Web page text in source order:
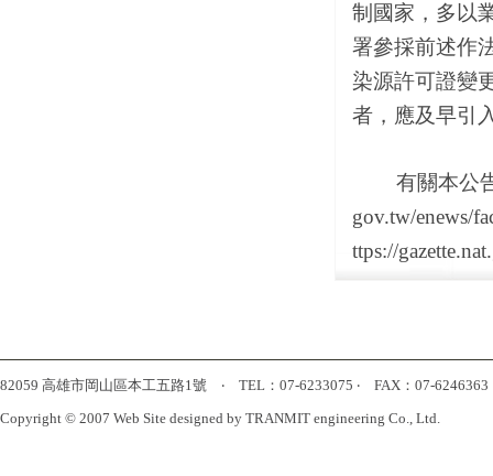
制國家，多以
署參採前述作
染源許可證變
者，應及早引
有關本公告
gov.tw/enews/
ttps://
82059 高雄市岡山區本工五路1號 ‧ TEL：07-6233075 ‧ FAX：07-
Copyright © 2007 Web Site designed by TRANMIT engineering Co., Ltd.